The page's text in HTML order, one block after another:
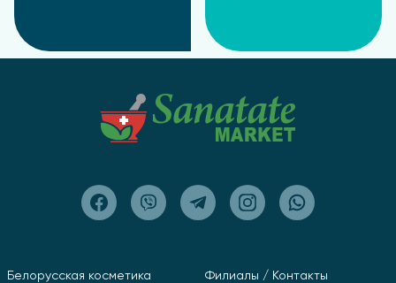
Белорусская косметика Филиалы / Контакты